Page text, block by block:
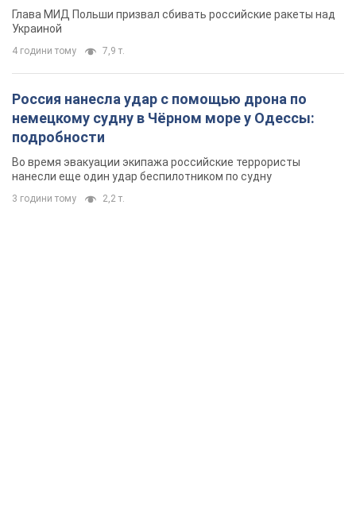
Глава МИД Польши призвал сбивать российские ракеты над
Украиной
4 години тому 7,9 т.
Россия нанесла удар с помощью дрона по
немецкому судну в Чёрном море у Одессы:
подробности
Во время эвакуации экипажа российские террористы
нанесли еще один удар беспилотником по судну
3 години тому 2,2 т.